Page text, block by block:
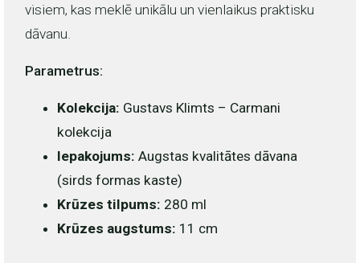
visiem, kas meklē unikālu un vienlaikus praktisku
dāvanu.
Parametrus:
Kolekcija: Gustavs Klimts – Carmani
kolekcija
Iepakojums: Augstas kvalitātes dāvana
(sirds formas kaste)
Krūzes tilpums: 280 ml
Krūzes augstums: 11 cm